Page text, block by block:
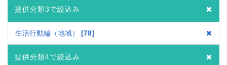
提供分類3で絞込み
生活行動編（地域） 78
提供分類4で絞込み